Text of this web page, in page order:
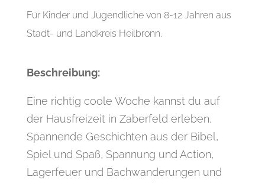
Für Kinder und Jugendliche von 8-12 Jahren aus
Stadt- und Landkreis Heilbronn.
Beschreibung:
Eine richtig coole Woche kannst du auf
der Hausfreizeit in Zaberfeld erleben.
Spannende Geschichten aus der Bibel,
Spiel und Spaß, Spannung und Action,
Lagerfeuer und Bachwanderungen und